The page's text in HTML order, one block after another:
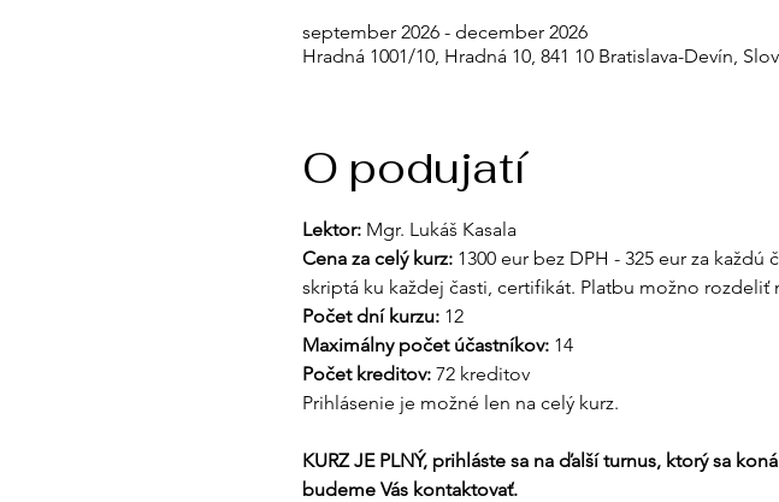
september 2026 - december 2026
Hradná 1001/10, Hradná 10, 841 10 Bratislava-Devín,
O podujatí
Lektor: Mgr. Lukáš Kasala
Cena za celý kurz: 1300 eur bez DPH - 325 eur za
skriptá ku každej časti, certifikát. Platbu možno rozdeliť
Počet dní kurzu: 12
Maximálny počet účastníkov: 14
Počet kreditov: 72 kreditov
Prihlásenie je možné len na celý kurz.
KURZ JE PLNÝ, prihláste sa na ďalší turnus, ktorý sa
budeme Vás kontaktovať.